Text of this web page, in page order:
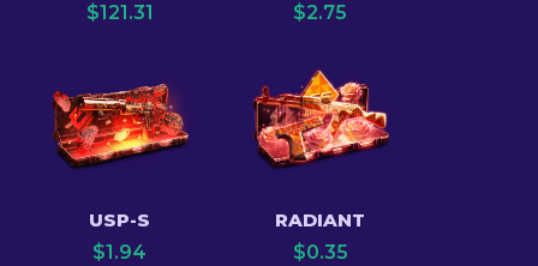
$121.31
$2.75
USP-S
$1.94
RADIANT
$0.35